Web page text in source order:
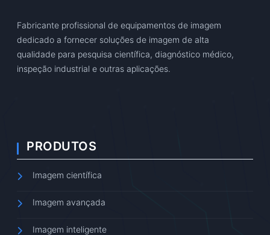
Fabricante profissional de equipamentos de imagem
dedicado a fornecer soluções de imagem de alta
qualidade para pesquisa científica, diagnóstico médico,
inspeção industrial e outras aplicações.
PRODUTOS
Imagem científica
Imagem avançada
Imagem inteligente